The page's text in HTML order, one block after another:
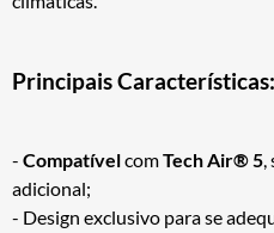
Principais Características:
- CompatívelcomTech Air® 5,
adicional;
- Design exclusivo para se